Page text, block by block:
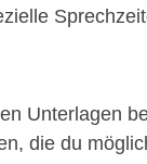
Unterlagen
die du